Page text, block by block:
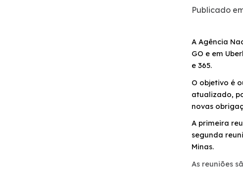
Publicado
A Agência
GO e em
e 365.
O objetivo é
atualizado,
novas
A primeira
segunda
Minas.
As reuniões